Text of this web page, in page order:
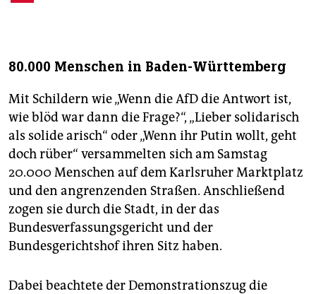
80.000 Menschen in Baden-Württemberg
Mit Schildern wie „Wenn die AfD die Antwort ist,
wie blöd war dann die Frage?“, „Lieber solidarisch
als solide arisch“ oder „Wenn ihr Putin wollt, geht
doch rüber“ versammelten sich am Samstag
20.000 Menschen auf dem Karlsruher Marktplatz
und den angrenzenden Straßen. Anschließend
zogen sie durch die Stadt, in der das
Bundesverfassungsgericht und der
Bundesgerichtshof ihren Sitz haben.
Dabei beachtete der Demonstrationszug die